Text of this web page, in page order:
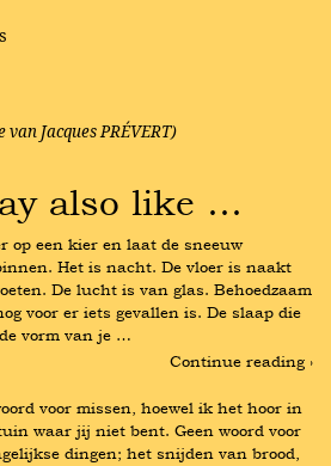
Jacques PRÉVERT)
also like …
op een kier en laat de sneeuw
Het is nacht. De vloer is naakt
De lucht is van glas. Behoedzaam
voor er iets gevallen is. De slaap die
vorm van je …
Continue reading ›
voor missen, hoewel ik het hoor in
waar jij niet bent. Geen woord voor
dingen; het snijden van brood,